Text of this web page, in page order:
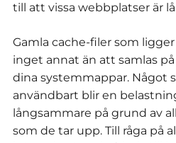
till att vissa webbplatser är
Gamla cache-filer som
inget annat än att samlas
dina systemmappar. Något
användbart blir en
långsammare på grund av
som de tar upp. Till råga på